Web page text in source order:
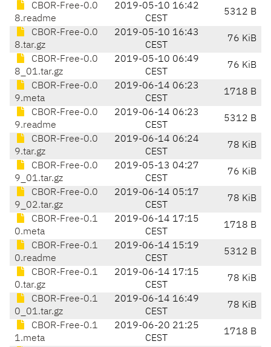
CBOR-Free-0.0
8.readme
2019-05-10 16:42
CEST
5312 B
CBOR-Free-0.0
8.tar.gz
2019-05-10 16:43
CEST
76 KiB
CBOR-Free-0.0
8_01.tar.gz
2019-05-10 06:49
CEST
76 KiB
CBOR-Free-0.0
9.meta
2019-06-14 06:23
CEST
1718 B
CBOR-Free-0.0
9.readme
2019-06-14 06:23
CEST
5312 B
CBOR-Free-0.0
9.tar.gz
2019-06-14 06:24
CEST
78 KiB
CBOR-Free-0.0
9_01.tar.gz
2019-05-13 04:27
CEST
76 KiB
CBOR-Free-0.0
9_02.tar.gz
2019-06-14 05:17
CEST
78 KiB
CBOR-Free-0.1
0.meta
2019-06-14 17:15
CEST
1718 B
CBOR-Free-0.1
0.readme
2019-06-14 15:19
CEST
5312 B
CBOR-Free-0.1
0.tar.gz
2019-06-14 17:15
CEST
78 KiB
CBOR-Free-0.1
0_01.tar.gz
2019-06-14 16:49
CEST
78 KiB
CBOR-Free-0.1
1.meta
2019-06-20 21:25
CEST
1718 B